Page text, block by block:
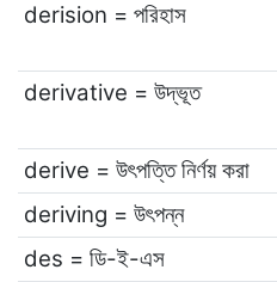
derision = পরিহাস
derivative = উদ্ভূত
derive = উৎপত্তি নির্ণয় করা
deriving = উৎপন্ন
des = ডি-ই-এস